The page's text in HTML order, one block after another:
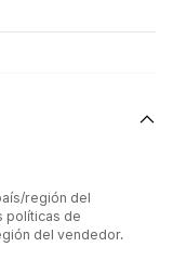
región del
políticas de
del vendedor.